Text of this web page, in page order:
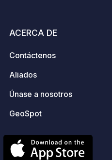
ACERCA DE
Contáctenos
Aliados
Únase a nosotros
GeoSpot